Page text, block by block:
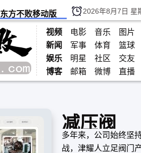
东方不败移动版 2026年8月7日 星
视频 电影 音乐 图片
新闻
军事 体育 篮球
娱乐
明星 社区 交友
博客
邮箱 微博 直播
减压阀
多年来，公司始终坚
战，津耀人立足阀门